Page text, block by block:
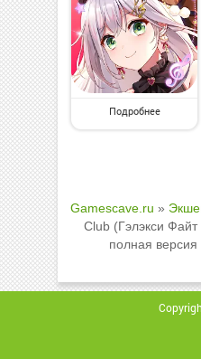
Подробнее
Gamescave.ru »
Club (Гэлэкси
полная